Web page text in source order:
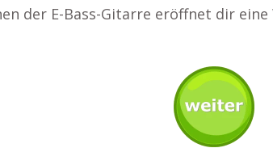
der E-Bass-Gitarre eröffnet dir